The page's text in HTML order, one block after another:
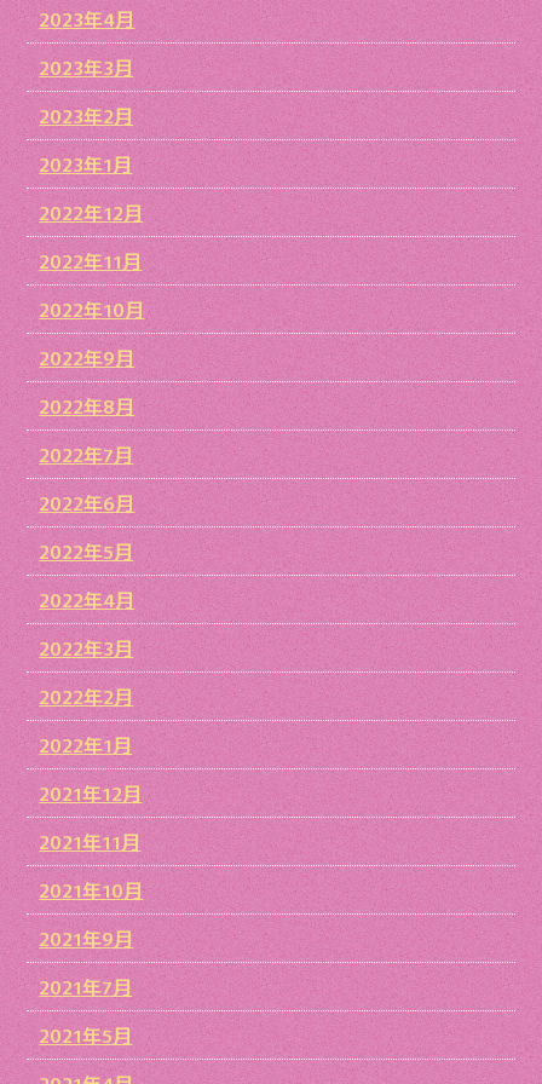
2023年4月
2023年3月
2023年2月
2023年1月
2022年12月
2022年11月
2022年10月
2022年9月
2022年8月
2022年7月
2022年6月
2022年5月
2022年4月
2022年3月
2022年2月
2022年1月
2021年12月
2021年11月
2021年10月
2021年9月
2021年7月
2021年5月